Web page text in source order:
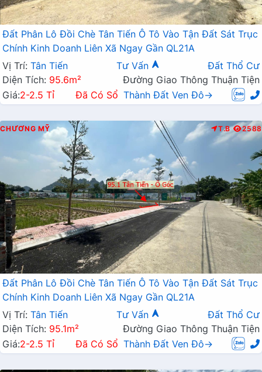
Đất Phân Lô Đồi Chè Tân Tiến Ô Tô Vào Tận Đất Sát Trục
Chính Kinh Doanh Liên Xã Ngay Gần QL21A
Vị Trí: Tân Tiến Tư Vấn
Đất Thổ Cư
Diện Tích: 95.6m²
Đường Giao Thông Thuận Tiện
Giá:2-2.5 Tỉ Đã Có Sổ Thành Đất Ven Đô→
CHƯƠNG MỸ T.B 2588
Đất Phân Lô Đồi Chè Tân Tiến Ô Tô Vào Tận Đất Sát Trục
Chính Kinh Doanh Liên Xã Ngay Gần QL21A
Vị Trí: Tân Tiến Tư Vấn
Đất Thổ Cư
Diện Tích: 95.1m²
Đường Giao Thông Thuận Tiện
Giá:2-2.5 Tỉ Đã Có Sổ Thành Đất Ven Đô→